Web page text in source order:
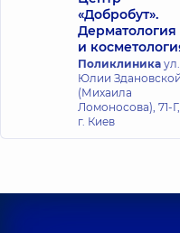
детский;
Дерматолог-
хирург;
Косметолог;
Трихолог,8 лет
опыта
«Добробут».
Дерматология
и
Поликлиника ул.
Юлии Здановской
(Михаила
Ломоносова), 71-Г,
г. Киев